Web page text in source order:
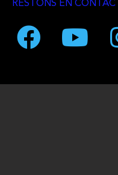
RESTONS EN CONTACT